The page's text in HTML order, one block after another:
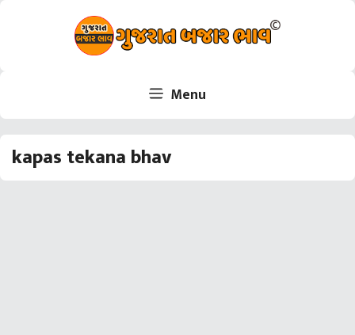
Skip
Menu
kapas tekana bhav